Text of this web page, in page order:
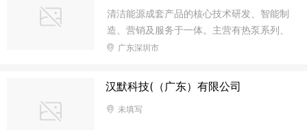
清洁能源成套产品的核心技术研发、智能制
造、营销及服务于一体。主营有热泵系列、
冷链设备、恒温设备等成套产品
广东深圳市
汉默科技(（广东）有限公司
未填写